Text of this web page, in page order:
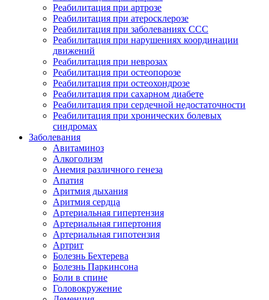
Реабилитация при артрозе
Реабилитация при атеросклерозе
Реабилитация при заболеваниях ССС
Реабилитация при нарушениях координации
движений
Реабилитация при неврозах
Реабилитация при остеопорозе
Реабилитация при остеохондрозе
Реабилитация при сахарном диабете
Реабилитация при сердечной недостаточности
Реабилитация при хронических болевых
синдромах
Заболевания
Авитаминоз
Алкоголизм
Анемия различного генеза
Апатия
Аритмия дыхания
Аритмия сердца
Артериальная гипертензия
Артериальная гипертония
Артериальная гипотензия
Артрит
Болезнь Бехтерева
Болезнь Паркинсона
Боли в спине
Головокружение